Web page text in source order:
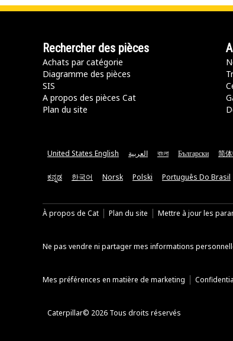
Rechercher des pièces
Achats par catégorie
Diagramme des pièces
SIS
A propos des pièces Cat
Plan du site
United States English العربية বাংলা Български 简
ಕನ್ನಡ 한국어 Norsk Polski Português Do Brasil
À propos de Cat Plan du site Mettre à jour les
Ne pas vendre ni partager mes informations
Mes préférences en matière de marketing
Caterpillar© 2026 Tous droits réservés